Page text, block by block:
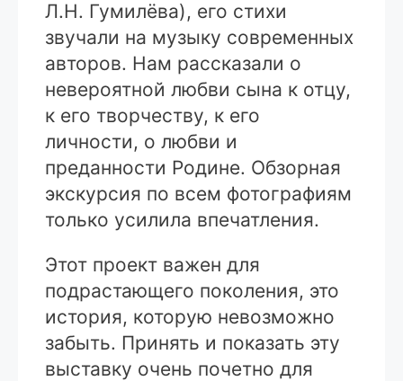
Л.Н. Гумилёва), его стихи
звучали на музыку современных
авторов. Нам рассказали о
невероятной любви сына к отцу,
к его творчеству, к его
личности, о любви и
преданности Родине. Обзорная
экскурсия по всем фотографиям
только усилила впечатления.
Этот проект важен для
подрастающего поколения, это
история, которую невозможно
забыть. Принять и показать эту
выставку очень почетно для